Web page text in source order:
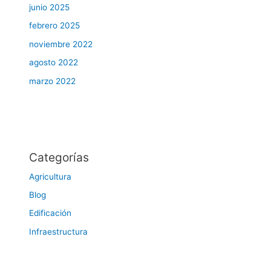
junio 2025
febrero 2025
noviembre 2022
agosto 2022
marzo 2022
Categorías
Agricultura
Blog
Edificación
Infraestructura